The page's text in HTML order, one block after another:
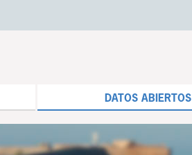
DATOS ABIERTOS